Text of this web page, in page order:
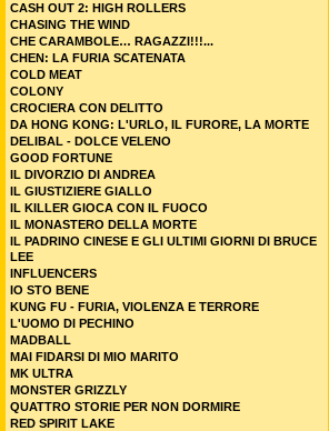
CASH OUT 2: HIGH ROLLERS
CHASING THE WIND
CHE CARAMBOLE… RAGAZZI!!!...
CHEN: LA FURIA SCATENATA
COLD MEAT
COLONY
CROCIERA CON DELITTO
DA HONG KONG: L'URLO, IL FURORE, LA MORTE
DELIBAL - DOLCE VELENO
GOOD FORTUNE
IL DIVORZIO DI ANDREA
IL GIUSTIZIERE GIALLO
IL KILLER GIOCA CON IL FUOCO
IL MONASTERO DELLA MORTE
IL PADRINO CINESE E GLI ULTIMI GIORNI DI BRUCE
LEE
INFLUENCERS
IO STO BENE
KUNG FU - FURIA, VIOLENZA E TERRORE
L'UOMO DI PECHINO
MADBALL
MAI FIDARSI DI MIO MARITO
MK ULTRA
MONSTER GRIZZLY
QUATTRO STORIE PER NON DORMIRE
RED SPIRIT LAKE